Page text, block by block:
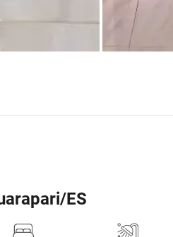
ES